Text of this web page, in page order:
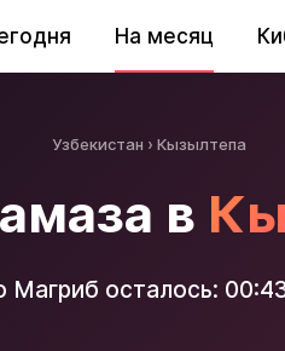
На месяц
Узбекистан Кызылтепа
в
Магриб осталось: